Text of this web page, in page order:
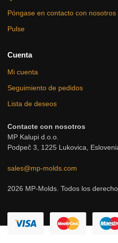
Póngase en contacto con nosotros
Pulse
Cuenta
Mi cuenta
Seguimiento de pedidos
Lista de deseos
Contacte con nosotros
MP Kalupi d.o.o.
Podpeč 3, 1225 Lukovica,
sales@mp-molds.com
2026 MP-Molds. Todos los